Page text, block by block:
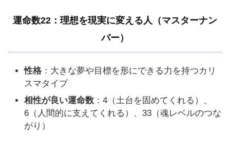
運命数22：理想を現実に変える人（マスターナン
バー）
性格 ：大きな夢や目標を形にできる力を持つカリ
スマタイプ
相性が良い運命数 ：4（土台を固めてくれる）、
6（人間的に支えてくれる）、33（魂レベルのつな
がり）